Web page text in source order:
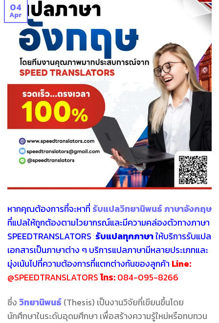
04
Apr
หากคุณต้องการที่จะหาที่ รับแปลวิทยานิพนธ์ ภาษาอังกฤษ
ที่แปลให้ถูกต้องตามไวยากรณ์และมีความคล่องตัวทางภาษา
SPEEDTRANSLATORS รับแปลทุกภาษาให้บริการรับแปล
เอกสารเป็นภาษาต่าง ๆ บริการแปลภาษามีหลายประเภทและ
มุ่งเน้นไปที่ความต้องการที่แตกต่างกันของลูกค้า Line:
@SPEEDTRANSLATORSโทร:084-095-8266
ซึ่งวิทยานิพนธ์(Thesis) เป็นงานวิจัยที่เขียนขึ้นโดย
นักศึกษาในระดับอุดมศึกษา เพื่อสร้างความรู้ใหม่หรือทบทวน